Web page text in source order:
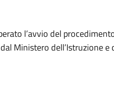
l’avvio del
Ministero dell’Istruzione e